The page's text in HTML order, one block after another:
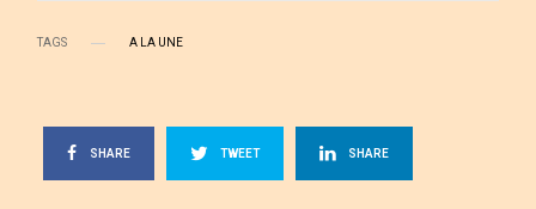
TAGS A LA UNE
SHARE TWEET SHARE